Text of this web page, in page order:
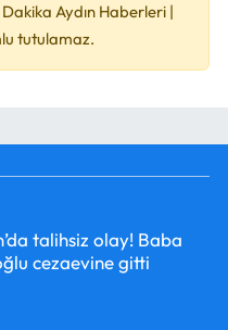
Aydın Haberleri |
tutulamaz.
talihsiz olay! Baba
cezaevine gitti